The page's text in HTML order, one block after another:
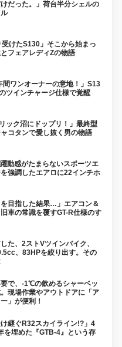
けだった。」荷台半分シェルの
受けたS130」そこから始まっ
フェアレディZの物語
間ワンオーナーの意地！」S13
ツインチャージ仕様で覚醒
ック沼にドップリ！」最終型
コタンで愛し抜く男の物語
動感がたまらないスポーツエ
強調したエアロに22インチホ
を目指した結果…」エアコン＆
車の常識を覆すGT-R仕様のす
た、2ストVツインバイク、
、83HPを絞り出す。その
で、-1℃の飲めるシャーベッ
。現場作業やアウトドアに「ア
」が便利！
け継ぐR32スカイライン!?」4
を埋めた『GTB-4』という存